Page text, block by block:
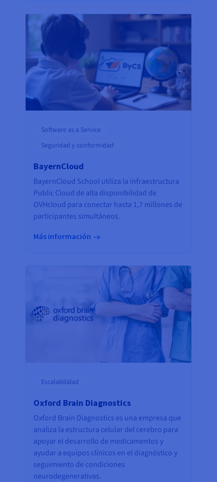
Software as a Service
Seguridad y conformidad
BayernCloud
BayernCloud School utiliza la infraestructura
Public Cloud de alta disponibilidad de
OVHcloud para conectar hasta 1,7 millones de
participantes simultáneos.
Más información
Escalabilidad
Oxford Brain Diagnostics
Oxford Brain Diagnostics es una empresa que
analiza la estructura celular del cerebro para
apoyar el desarrollo de medicamentos y
ayudar a equipos clínicos en el diagnóstico y
seguimiento de condiciones
neurodegenerativas.